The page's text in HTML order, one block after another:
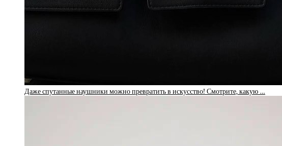
Даже спутанные наушники можно превратить в искусство! Смотрите, какую …